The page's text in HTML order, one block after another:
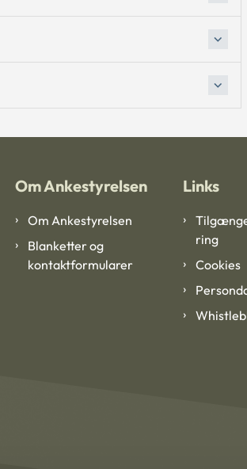
Om Ankestyrelsen
Om Ankestyrelsen
Blanketter og
kontaktformularer
Links
ring
Cookies